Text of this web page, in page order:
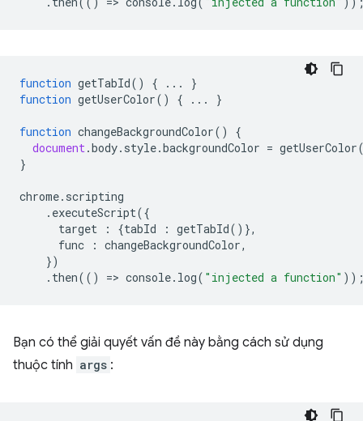
function getTabId() { ...
}
function getUserColor() { ... }
function changeBackgroundColor()
{
document.body. style.backgroundColor = getUserColor
}
chrome. scripting
. executeScript({
target
: {tabId : getTabId()},
func
: changeBackgroundColor,
})
. then(() => console. log( "injected a function"
Bạn có thể giải quyết vấn đề này bằng cách sử dụng
thuộc tính args :